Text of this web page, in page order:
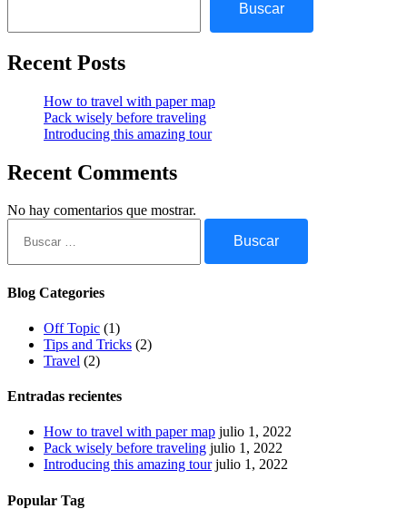
Buscar
Recent Posts
How to travel with paper map
Pack wisely before traveling
Introducing this amazing tour
Recent Comments
No hay comentarios que mostrar.
Blog Categories
Off Topic (1)
Tips and Tricks (2)
Travel (2)
Entradas recientes
How to travel with paper map julio 1, 2022
Pack wisely before traveling julio 1, 2022
Introducing this amazing tour julio 1, 2022
Popular Tag